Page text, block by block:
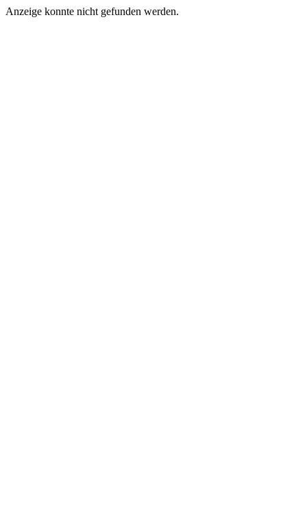
Anzeige konnte nicht gefunden werden.